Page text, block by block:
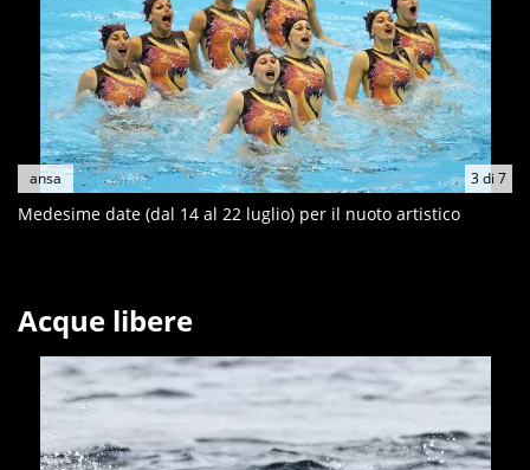
3di 7
ansa
Medesime date (dal 14 al 22 luglio) per il nuoto artistico
Acque libere